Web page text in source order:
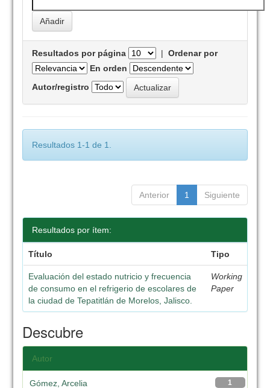
Resultados por página |Ordenar por
En orden
Autor/registro
Resultados 1-1 de 1.
Anterior 1 Siguiente
Resultados por ítem:
Título Tipo
Evaluación del estado nutricio y frecuencia
de consumo en el refrigerio de escolares de
la ciudad de Tepatitlán de Morelos, Jalisco.
Working
Paper
Descubre
Autor
1
Gómez, Arcelia